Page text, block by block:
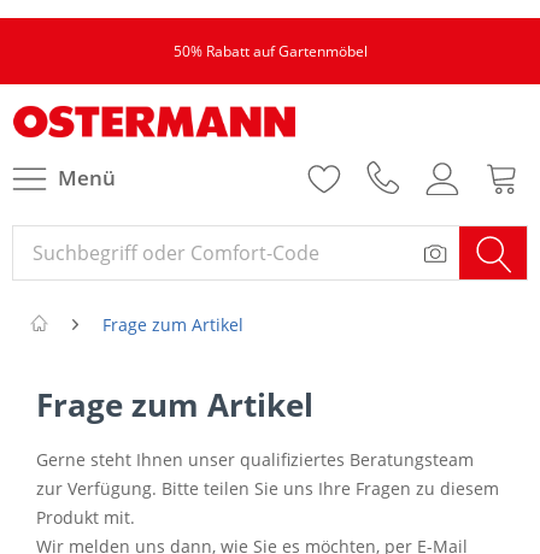
50% Rabatt auf Gartenmöbel
Menü
Frage zum Artikel
Frage zum Artikel
Gerne steht Ihnen unser qualifiziertes Beratungsteam
zur Verfügung. Bitte teilen Sie uns Ihre Fragen zu diesem
Produkt mit.
Wir melden uns dann, wie Sie es möchten, per E-Mail